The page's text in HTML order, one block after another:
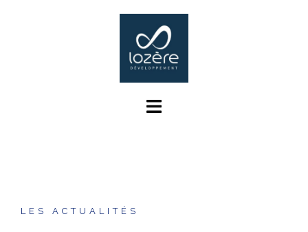
LES ACTUALITÉS